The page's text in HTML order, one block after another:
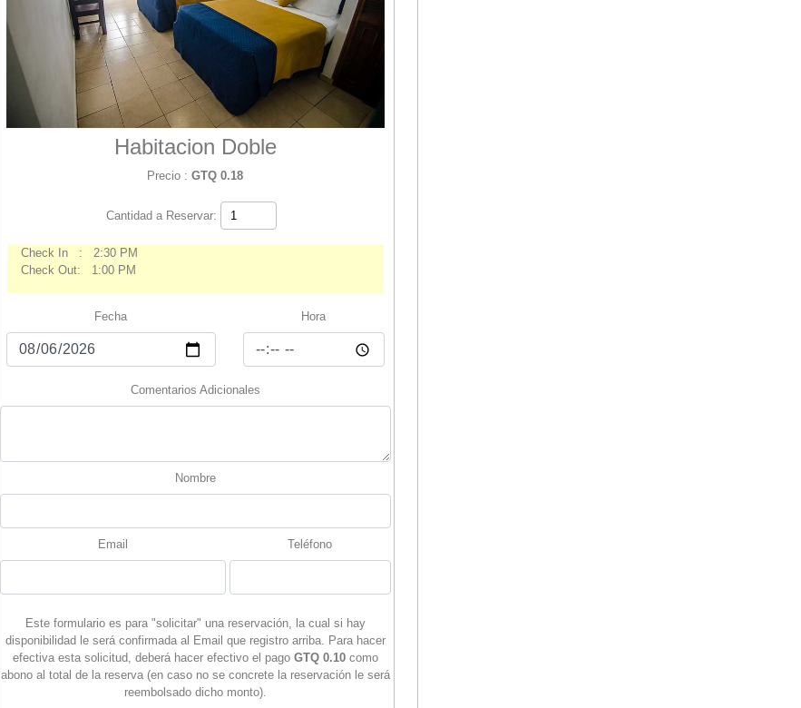
Habitacion Doble
Precio :GTQ 0.18
Cantidad a Reservar:
Check In : 2:30 PM
Check Out: 1:00 PM
Fecha Hora
Comentarios Adicionales
Nombre
Email Teléfono
Este formulario es para "solicitar" una reservación, la cual si hay
disponibilidad le será confirmada al Email que registro arriba. Para hacer
efectiva esta solicitud, deberá hacer efectivo el pago GTQ 0.10como
abono al total de la reserva (en caso no se concrete la reservación le será
reembolsado dicho monto).